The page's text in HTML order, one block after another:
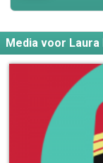
Media voor Laura